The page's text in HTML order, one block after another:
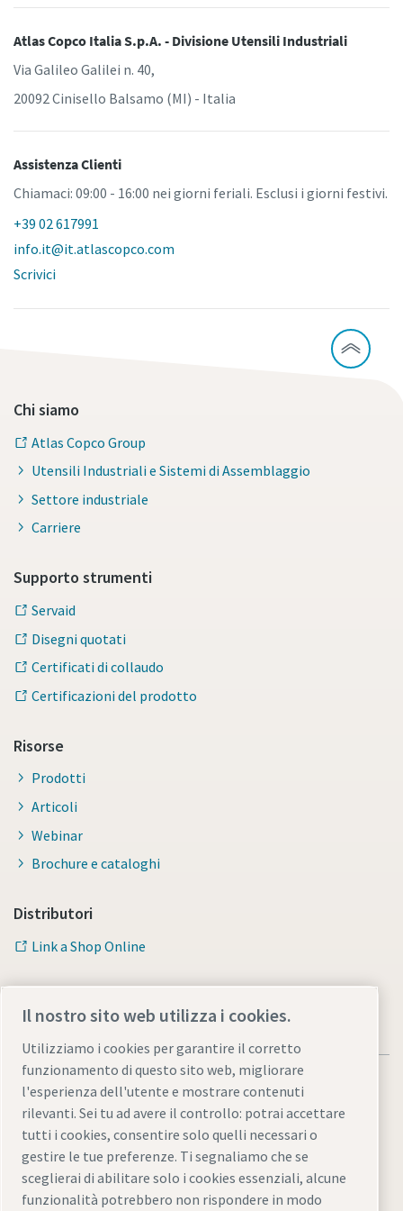
Atlas Copco Italia S.p.A. - Divisione Utensili Industriali
Via Galileo Galilei n. 40,
20092 Cinisello Balsamo (MI) - Italia
Assistenza Clienti
Chiamaci: 09:00 - 16:00 nei giorni feriali. Esclusi i giorni festivi.
+39 02 617991
info.it@it.atlascopco.com
Scrivici
Chi siamo
Atlas Copco Group
Utensili Industriali e Sistemi di Assemblaggio
Settore industriale
Carriere
Supporto strumenti
Servaid
Disegni quotati
Certificati di collaudo
Certificazioni del prodotto
Risorse
Prodotti
Articoli
Webinar
Brochure e cataloghi
Distributori
Link a Shop Online
Note legali e informativa sulla privacy
Gestione preferenze cookiesAccessibilitàMappa del sito
Il nostro sito web utilizza i cookies.
Utilizziamo i cookies per garantire il corretto
funzionamento di questo sito web, migliorare
l'esperienza dell'utente e mostrare contenuti
rilevanti. Sei tu ad avere il controllo: potrai accettare
tutti i cookies, consentire solo quelli necessari o
gestire le tue preferenze. Ti segnaliamo che se
sceglierai di abilitare solo i cookies essenziali, alcune
funzionalità potrebbero non rispondere in modo